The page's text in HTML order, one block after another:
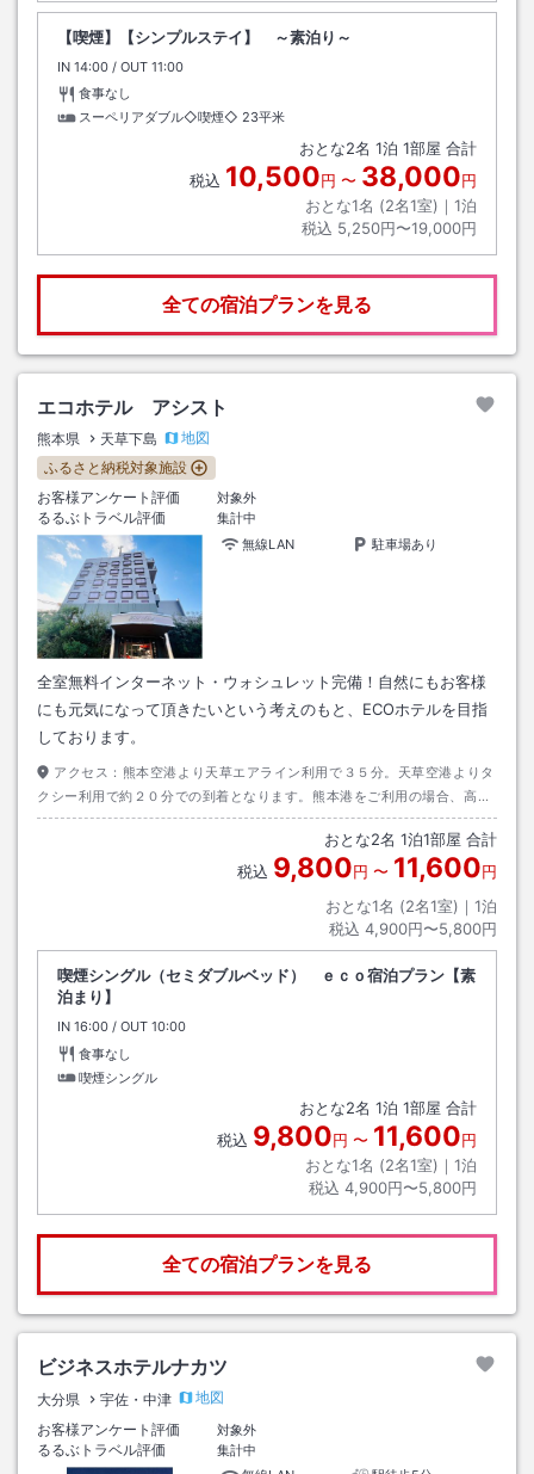
【喫煙】【シンプルステイ】 ～素泊り～
IN チェックイン
14:00 / OUT チェックアウト
11:00
食事なし
スーペリアダブル◇喫煙◇ 23平米
おとな2名 1泊 1部屋 合計
税込 10,500円 〜 38,000円
おとな1名 (2名1室)｜ 1泊
税込 5,250円〜19,000円
全ての宿泊プランを見る
エコホテル アシスト
熊本県 天草下島
地図
ふるさと納税対象施設
お客様アンケート評価
対象外
るるぶトラベル評価
集計中
無線LAN
駐車場あり
全室無料インターネット・ウォシュレット完備！自然にもお客様
にも元気になって頂きたいという考えのもと、ECOホテルを目指
しております。
アクセス： 熊本空港より天草エアライン利用で３５分。天草空港よりタ
クシー利用で約２０分での到着となります。熊本港をご利用の場合、高速
船マリンビューで約１時間、本渡港より車で約５分での到着となります。
おとな2名 1泊1部屋 合計
税込 9,800円 〜 11,600円
おとな1名 (2名1室)｜ 1泊
税込 4,900円〜5,800円
喫煙シングル（セミダブルベッド） ｅｃｏ宿泊プラン【素
泊まり】
IN チェックイン
16:00 / OUT チェックアウト
10:00
食事なし
喫煙シングル
おとな2名 1泊 1部屋 合計
税込 9,800円 〜 11,600円
おとな1名 (2名1室)｜ 1泊
税込 4,900円〜5,800円
全ての宿泊プランを見る
ビジネスホテルナカツ
大分県 宇佐・中津
地図
お客様アンケート評価
対象外
るるぶトラベル評価
集計中